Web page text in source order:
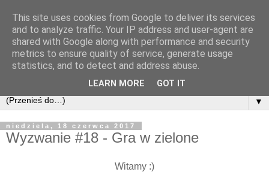
▼
niedziela, 18 czerwca 2017
Wyzwanie #18 - Gra w zielone
Witamy :)
This site uses cookies from Google to deliver its services
and to analyze traffic. Your IP address and user-agent are
shared with Google along with performance and security
metrics to ensure quality of service, generate usage
statistics, and to detect and address abuse.
LEARN MORE GOT IT